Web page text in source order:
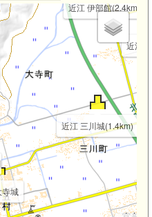
寺城
近江 三川城(1.4km)
近江 伊部館(2.4km)
近江